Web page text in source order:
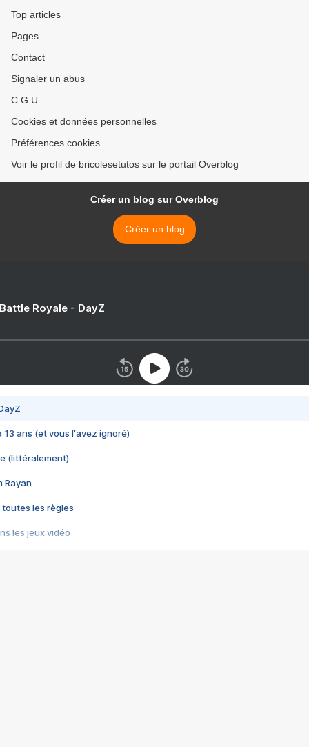
Top articles
Pages
Contact
Signaler un abus
C.G.U.
Cookies et données personnelles
Préférences cookies
Voir le profil de bricolesetutos sur le portail Overblog
Créer un blog sur Overblog
Créer un blog
Royale - DayZ
13 ans (et vous l'avez ignoré)
(littéralement)
Rayan
toutes les règles
les jeux vidéo